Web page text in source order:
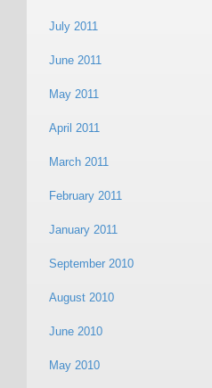
July 2011
June 2011
May 2011
April 2011
March 2011
February 2011
January 2011
September 2010
August 2010
June 2010
May 2010